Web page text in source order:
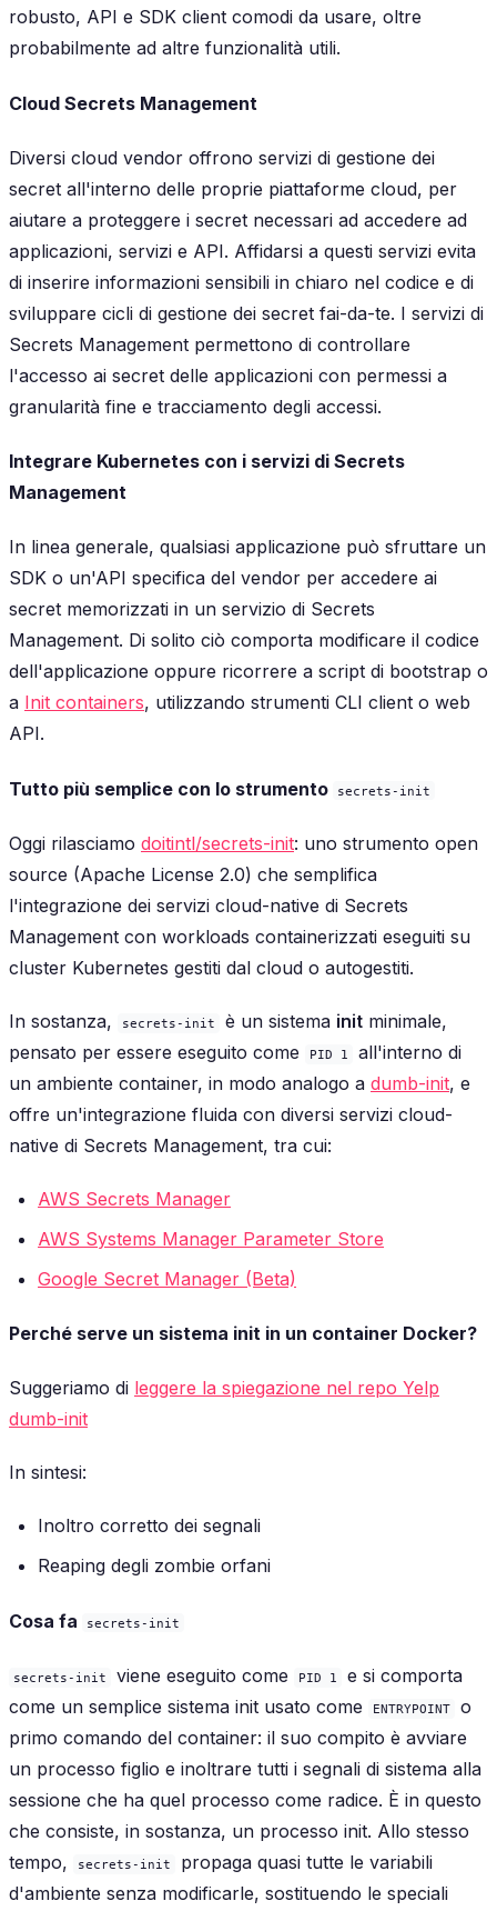
robusto, API e SDK client comodi da usare, oltre
probabilmente ad altre funzionalità utili.
Cloud Secrets Management
Diversi cloud vendor offrono servizi di gestione dei
secret all'interno delle proprie piattaforme cloud, per
aiutare a proteggere i secret necessari ad accedere ad
applicazioni, servizi e API. Affidarsi a questi servizi evita
di inserire informazioni sensibili in chiaro nel codice e di
sviluppare cicli di gestione dei secret fai-da-te. I servizi di
Secrets Management permettono di controllare
l'accesso ai secret delle applicazioni con permessi a
granularità fine e tracciamento degli accessi.
Integrare Kubernetes con i servizi di Secrets
Management
In linea generale, qualsiasi applicazione può sfruttare un
SDK o un'API specifica del vendor per accedere ai
secret memorizzati in un servizio di Secrets
Management. Di solito ciò comporta modificare il codice
dell'applicazione oppure ricorrere a script di bootstrap o
a Init containers, utilizzando strumenti CLI client o web
API.
Tutto più semplice con lo strumento secrets-init
Oggi rilasciamo doitintl/secrets-init: uno strumento open
source (Apache License 2.0) che semplifica
l'integrazione dei servizi cloud-native di Secrets
Management con workloads containerizzati eseguiti su
cluster Kubernetes gestiti dal cloud o autogestiti.
In sostanza, secrets-init è un sistema initminimale,
pensato per essere eseguito come
PID 1
all'interno di
un ambiente container, in modo analogo a dumb-init, e
offre un'integrazione fluida con diversi servizi cloud-
native di Secrets Management, tra cui:
AWS Secrets Manager
AWS Systems Manager Parameter Store
Google Secret Manager (Beta)
Perché serve un sistema init in un container Docker?
Suggeriamo di leggere la spiegazione nel repo Yelp
dumb-init
In sintesi:
Inoltro corretto dei segnali
Reaping degli zombie orfani
Cosa fa secrets-init
secrets-init viene eseguito come PID 1
e si comporta
come un semplice sistema init usato come
ENTRYPOINT
o
primo comando del container: il suo compito è avviare
un processo figlio e inoltrare tutti i segnali di sistema alla
sessione che ha quel processo come radice. È in questo
che consiste, in sostanza, un processo init. Allo stesso
tempo,
secrets-init propaga quasitutte le variabili
d'ambiente senza modificarle, sostituendo le speciali